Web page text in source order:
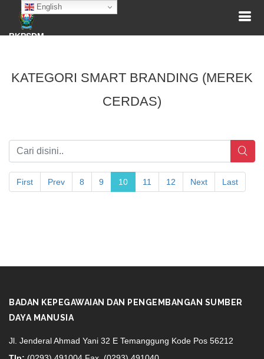
English
BKPSDM
KATEGORI SMART BRANDING (MEREK
CERDAS)
First Prev 8 9 10 11 12 Next Last
BADAN KEPEGAWAIAN DAN PENGEMBANGAN SUMBER
DAYA MANUSIA
Jl. Jenderal Ahmad Yani 32 E Temanggung Kode Pos 56212